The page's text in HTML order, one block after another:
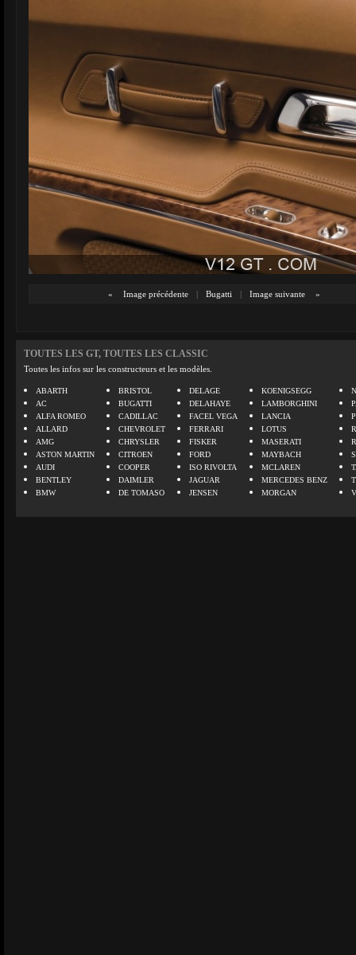
« Image précédente | Bugatti | Image suivante »
TOUTES LES GT, TOUTES LES CLASSIC
Toutes les infos sur les constructeurs et les modèles.
ABARTH
AC
ALFA ROMEO
ALLARD
AMG
ASTON MARTIN
AUDI
BENTLEY
BMW
BRISTOL
BUGATTI
CADILLAC
CHEVROLET
CHRYSLER
CITROEN
COOPER
DAIMLER
DE TOMASO
DELAGE
DELAHAYE
FACEL VEGA
FERRARI
FISKER
FORD
ISO RIVOLTA
JAGUAR
JENSEN
KOENIGSEGG
LAMBORGHINI
LANCIA
LOTUS
MASERATI
MAYBACH
MCLAREN
MERCEDES BENZ
MORGAN